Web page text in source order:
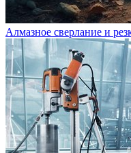
Алмазное сверлание и